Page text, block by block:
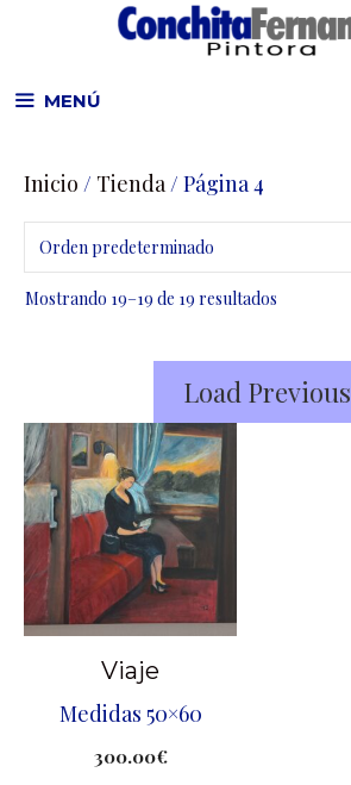
MENÚ
Inicio / Tienda/ Página 4
Mostrando 19–19 de 19 resultados
Load Previous
Viaje
Medidas 50×60
300.00€